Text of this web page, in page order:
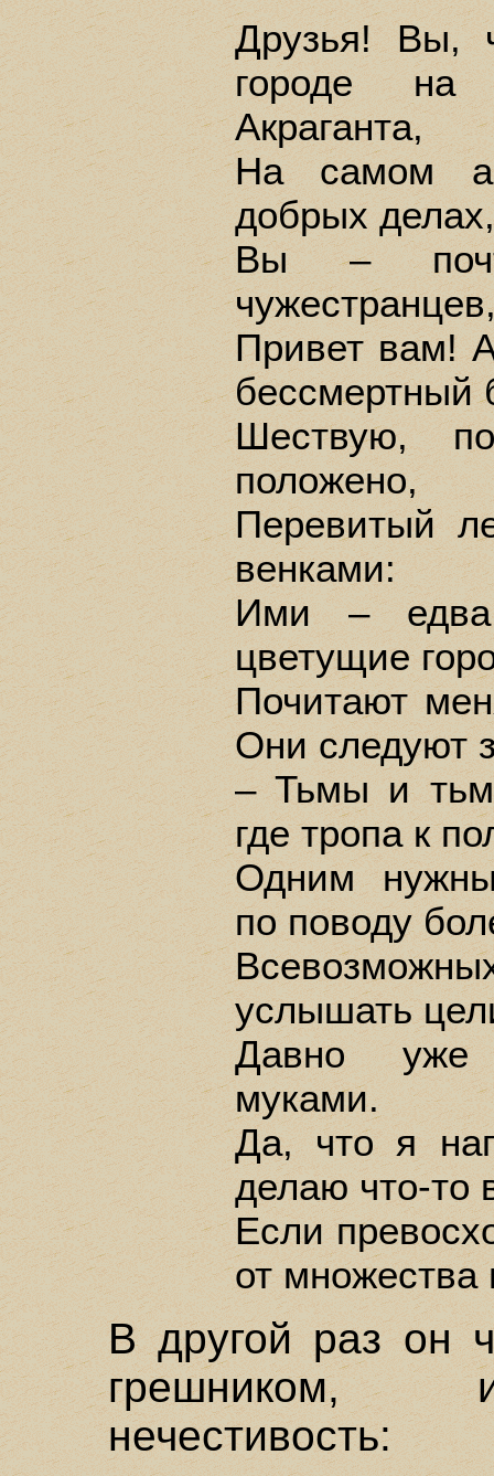
Друзья! Вы,
городе на
Акраганта,
На самом
добрых
Вы –
Привет вам!
бессмертный
Шествую,
положено,
Перевитый
венками:
Ими –
цветущие
Почитают
Они следуют
– Тьмы и
где тропа к
Одним нужны
по поводу
услышать
Давно уже
муками.
Да, что я
делаю что-то
Если
от
В другой раз он
грешником,
нечестивость: